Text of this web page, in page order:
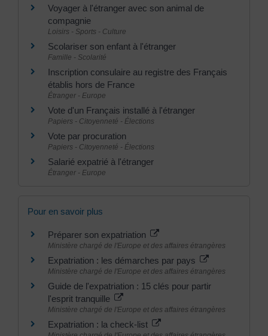
Voyager à l'étranger avec son animal de
compagnie
Loisirs - Sports - Culture
Scolariser son enfant à l'étranger
Famille - Scolarité
Inscription consulaire au registre des Français
établis hors de France
Étranger - Europe
Vote d'un Français installé à l'étranger
Papiers - Citoyenneté - Élections
Vote par procuration
Papiers - Citoyenneté - Élections
Salarié expatrié à l'étranger
Étranger - Europe
Pour en savoir plus
Préparer son expatriation
Ministère chargé de l'Europe et des affaires étrangères
Expatriation : les démarches par pays
Ministère chargé de l'Europe et des affaires étrangères
Guide de l'expatriation : 15 clés pour partir
l'esprit tranquille
Ministère chargé de l'Europe et des affaires étrangères
Expatriation : la check-list